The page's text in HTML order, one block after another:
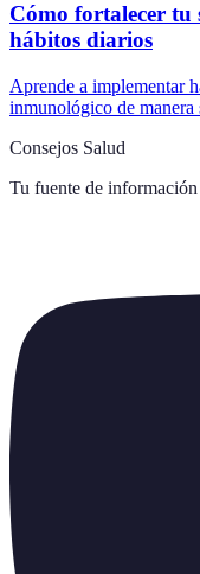
Cómo fortalecer tu
hábitos diarios
Aprende a implementar
inmunológico de manera
Consejos Salud
Tu fuente de